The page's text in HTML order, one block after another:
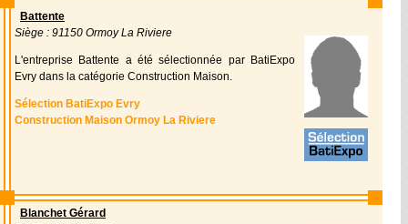
Battente
Siège : 91150 Ormoy La Riviere
L'entreprise Battente a été sélectionnée par BatiExpo
Evry dans la catégorie Construction Maison.
Sélection BatiExpo Evry
Construction Maison Ormoy La Riviere
Blanchet Gérard